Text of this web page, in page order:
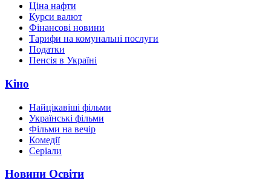
Ціна нафти
Курси валют
Фінансові новини
Тарифи на комунальні послуги
Податки
Пенсія в Україні
Кіно
Найцікавіші фільми
Українські фільми
Фільми на вечір
Комедії
Серіали
Новини Освіти